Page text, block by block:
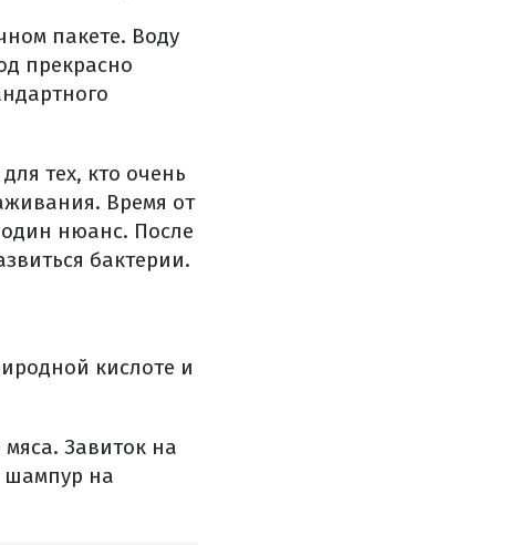
пакете. Воду
прекрасно
тех, кто очень
Время от
один нюанс. После
бактерии.
кислоте и
мяса. Завиток на
шампур на